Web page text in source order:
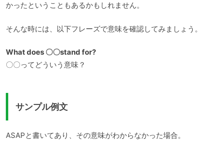
かったということもあるかもしれません。
そんな時には、以下フレーズで意味を確認してみましょう。
What does 〇〇stand for?
〇〇ってどういう意味？
サンプル例文
ASAPと書いてあり、その意味がわからなかった場合。